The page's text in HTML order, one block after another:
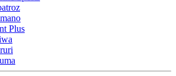
Plus